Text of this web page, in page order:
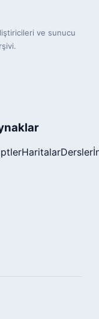
ve sunucu
HaritalarDersler